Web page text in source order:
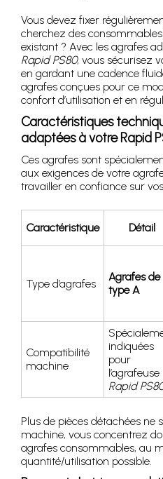
Vous devez fixer
cherchez des
existant ? Avec les agrafes
Rapid PS80, vous sécurisez
en gardant une cadence
agrafes conçues pour ce
confort d’utilisation et en
Caractéristiques
adaptées à votre Rapid
Ces agrafes sont
aux exigences de votre
travailler en confiance sur
Caractéristique Détail
Type d’agrafes
Agrafes de
type A
Compatibilité
machine
indiquées
pour
l’agrafeuse
Rapid
Plus de pièces détachées ne
machine, vous concentrez
agrafes consommables, au
quantité/utilisation possible.